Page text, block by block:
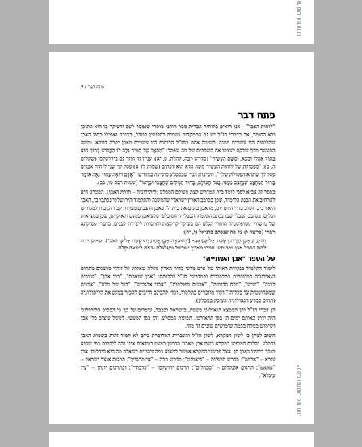
פתח דבר ... 9